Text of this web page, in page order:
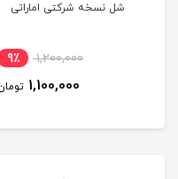
شل نسخه شرکتی اماراتی
1,200,000 9٪
1,100,000